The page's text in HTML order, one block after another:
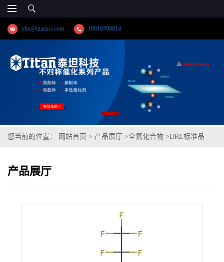
yhx@titansci.com 18616708014
您当前的位置： 网站首页 > 产品展厅 >全氟化合物 >DRE标准品
产品展厅